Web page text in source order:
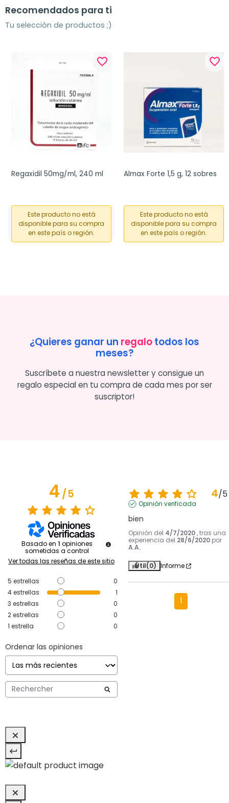
Recomendados para ti
Tu selección de productos ;)
favorite_border
Regaxidil 50mg/ml, 240 ml
Este producto no está
disponible para su compra
en este país o región.
favorite_border
Almax Forte 1,5 g, 12 sobres
Este producto no está
disponible para su compra
en este país o región.
¿Quieres ganar un regalotodos los
meses?
Suscríbete a nuestra newsletter y consigue un
regalo especial en tu compra de cada mes por ser
suscriptor!
4/5
Basado en 1 opiniones
sometidas a control
Ver todas las reseñas de este sitio
5 estrellas
0
4estrellas
1
3 estrellas
0
2estrellas
0
1 estrella 0
Ordenar las opiniones
4/5
Opinión verificada
bien
Opinión del 4/7/2020 , tras una
experiencia del 28/6/2020 por
A.A.
Útil(0) Informe
1